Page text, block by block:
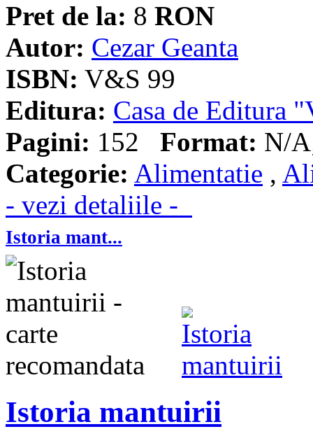
Pret de la: 8 RON
Autor: Cezar Geanta
ISBN: V&S 99
Editura: Casa de Editura
Pagini: 152 Format: N/
Categorie: Alimentatie ,
- vezi detaliile -
Istoria mant...
Istoria mantuirii